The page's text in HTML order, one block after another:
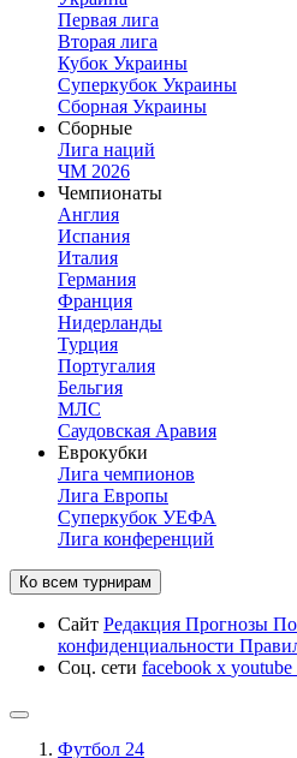
Первая лига
Вторая лига
Кубок Украины
Суперкубок Украины
Сборная Украины
Сборные
Лига наций
ЧМ 2026
Чемпионаты
Англия
Испания
Италия
Германия
Франция
Нидерланды
Турция
Португалия
Бельгия
МЛС
Саудовская Аравия
Еврокубки
Лига чемпионов
Лига Европы
Суперкубок УЕФА
Лига конференций
Ко всем турнирам
Сайт Редакция Прогнозы
конфиденциальности
Соц. сети facebook x youtube
Футбол 24